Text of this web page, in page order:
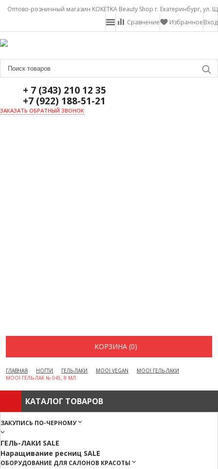
Оптово-розничный магазин KOKETKA Beauty Shop г. Екатеринбург, ул.
Вход
Избранное
Сравнение
+ 7 (343) 210 12 35
+7 (922) 188-51-21
ЗАКАЗАТЬ ОБРАТНЫЙ ЗВОНОК
КОРЗИНА (0)
ГЛАВНАЯ НОГТИ ГЕЛЬ-ЛАКИ MOOI VEGAN
MOOI ГЕЛЬ-ЛАКИ
MOOI ГЕЛЬ-ЛАК № 045, 8 МЛ.
КАТАЛОГ ТОВАРОВ
ЗАКУПИСЬ ПО-ЧЕРНОМУ
ГЕЛЬ-ЛАКИ SALE
Наращивание ресниц SALE
ОБОРУДОВАНИЕ ДЛЯ САЛОНОВ КРАСОТЫ